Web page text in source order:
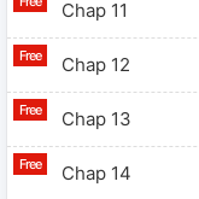
Chap 11
Chap 12
Chap 13
Chap 14